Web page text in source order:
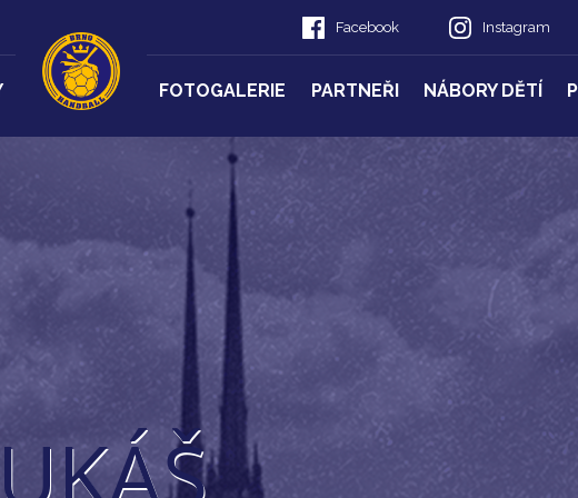
Facebook Instagram
FOTOGALERIE PARTNEŘI NÁBORY DĚTÍ